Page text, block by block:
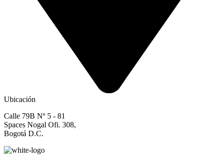
Ubicación
Calle 79B Nº 5 - 81
Spaces Nogal Ofi. 308,
Bogotá D.C.